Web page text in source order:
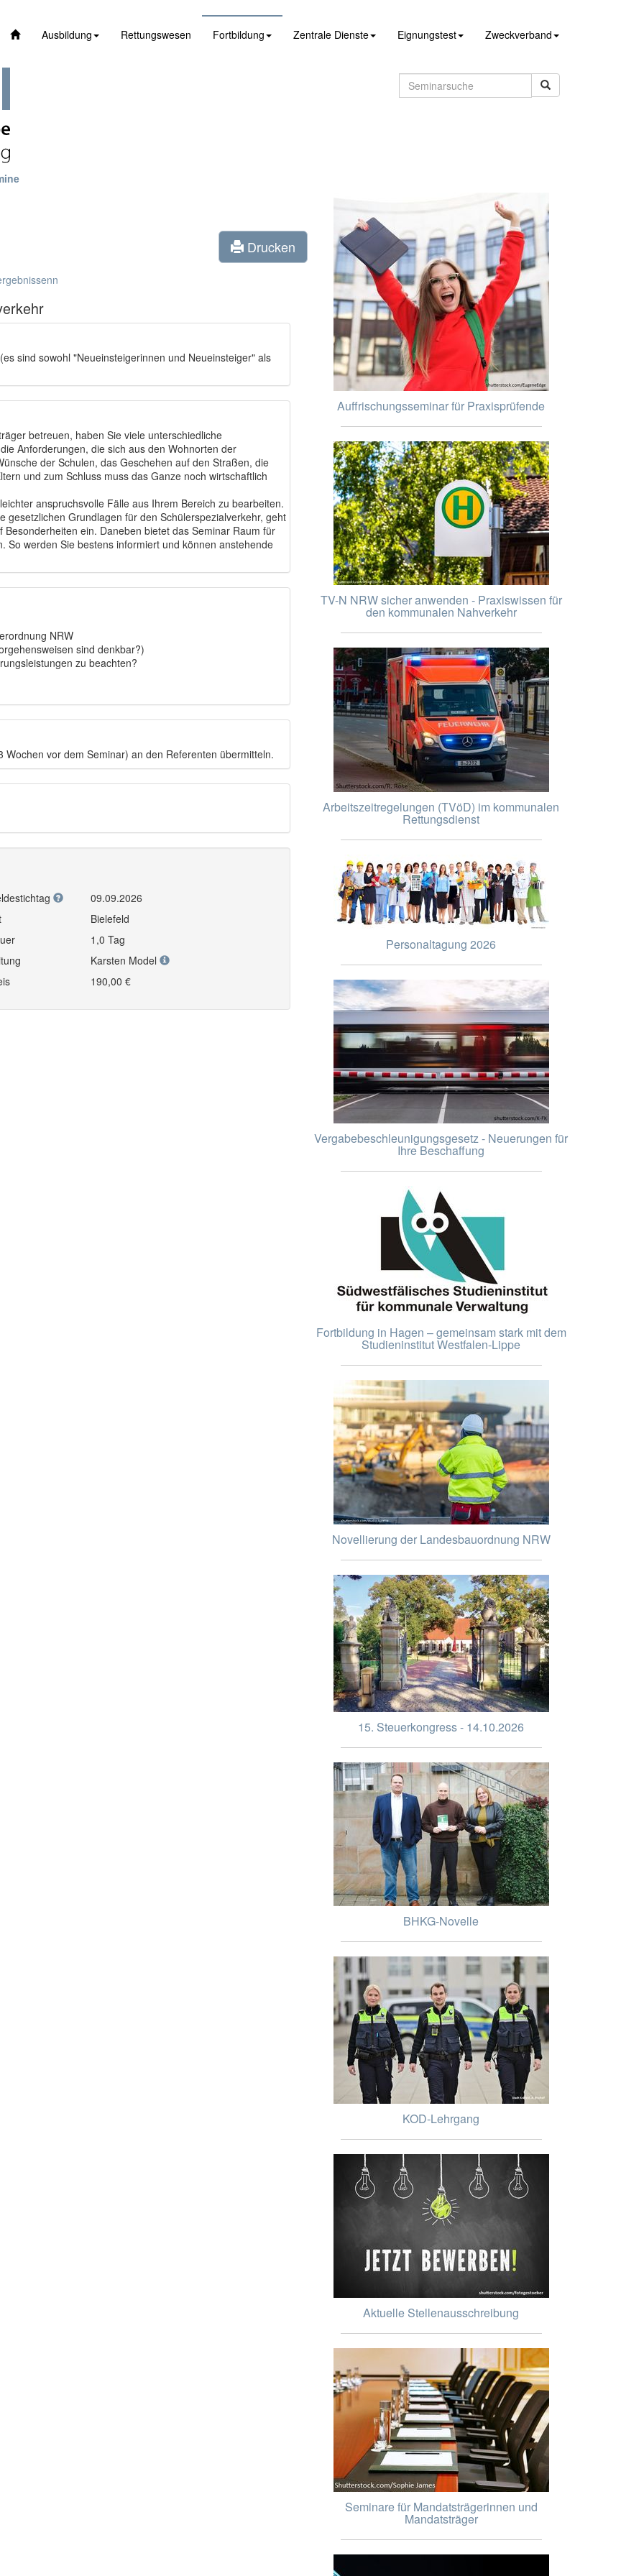
Ausbildung Rettungswesen Fortbildung Zentrale Dienste Eignungstest Zweckverband
Drucken
sind sowohl "Neueinsteigerinnen und Neueinsteiger" als
betreuen, haben Sie viele unterschiedliche
Anforderungen, die sich aus den Wohnorten der
der Schulen, das Geschehen auf den Straßen, die
und zum Schluss muss das Ganze noch wirtschaftlich
anspruchsvolle Fälle aus Ihrem Bereich zu bearbeiten.
gesetzlichen Grundlagen für den Schülerspezialverkehr, geht
ein. Daneben bietet das Seminar Raum für
So werden Sie bestens informiert und können anstehende
NRW
sind denkbar?)
zu beachten?
vor dem Seminar) an den Referenten übermitteln.
09.09.2026
Bielefeld
1,0 Tag
Karsten Model
190,00 €
Auffrischungsseminar für Praxisprüfende
TV-N NRW sicher anwenden - Praxiswissen für
den kommunalen Nahverkehr
Arbeitszeitregelungen (TVöD) im kommunalen
Rettungsdienst
Personaltagung 2026
Vergabebeschleunigungsgesetz - Neuerungen für
Ihre Beschaffung
Fortbildung in Hagen – gemeinsam stark mit dem
Studieninstitut Westfalen-Lippe
Novellierung der Landesbauordnung NRW
15. Steuerkongress - 14.10.2026
BHKG-Novelle
KOD-Lehrgang
Aktuelle Stellenausschreibung
Seminare für Mandatsträgerinnen und
Mandatsträger